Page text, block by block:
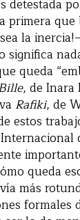
detestada
primera
la
significa
queda
, de Inara
Rafiki, de
estos
queda
más
formales